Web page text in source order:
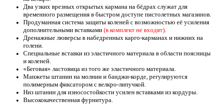
Два узких врезных открытых кармана на бёдрах служат для
временного размещения в быстром доступе пистолетных магазинов.
Продуманная система защиты коленей с возможностью её усиления
дополнительными вставками (в комплект не входят)
Дренажные люверсы в набедренных карго-карманах и нижних на
голени.
Специальные вставки из эластичного материала в области поясницы
и коленей.
«Беговая» ластовица из того же эластичного материала.
Манжеты штанин на молнии и банджи-корде, регулируются
полимерным фиксатором с велкро-липучкой.
Низ штанин для износостойкости усилен вставками из кордуры.
Высококачественная фурнитура.